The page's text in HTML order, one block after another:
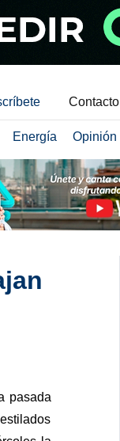
Contacto
Energía Opinión
pasada